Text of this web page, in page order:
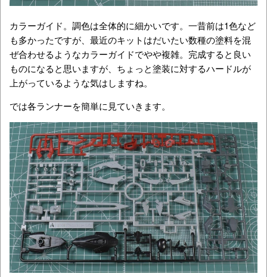
カラーガイド。調色は全体的に細かいです。一昔前は1色など
も多かったですが、最近のキットはだいたい数種の塗料を混
ぜ合わせるようなカラーガイドでやや複雑。完成すると良い
ものになると思いますが、ちょっと塗装に対するハードルが
上がっているような気はしますね。
では各ランナーを簡単に見ていきます。